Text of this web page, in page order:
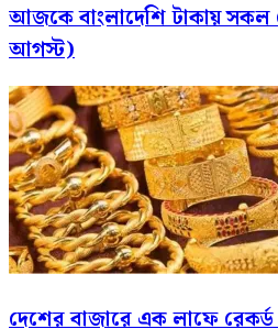
আজকে বাংলাদেশি টাকায় সকল
আগস্ট)
দেশের বাজারে এক লাফে